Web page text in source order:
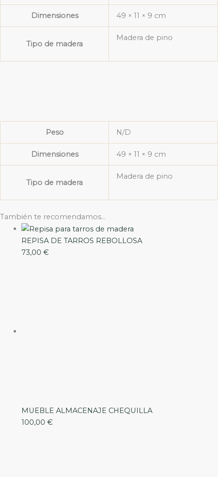
Dimensiones 49 × 11 × 9 cm
Tipo de madera
Madera de pino
Peso N/D
Dimensiones 49 × 11 × 9 cm
Tipo de madera
Madera de pino
También te recomendamos…
REPISA DE TARROS REBOLLOSA
73,00 €
MUEBLE ALMACENAJE CHEQUILLA
100,00 €